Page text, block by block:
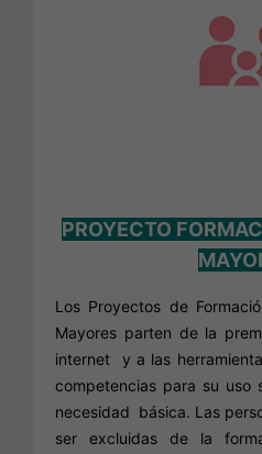
PROYECTO
Los Proyectos de
Mayores parten de la
internet y a las
competencias para su uso
necesidad básica. Las
ser excluidas de la